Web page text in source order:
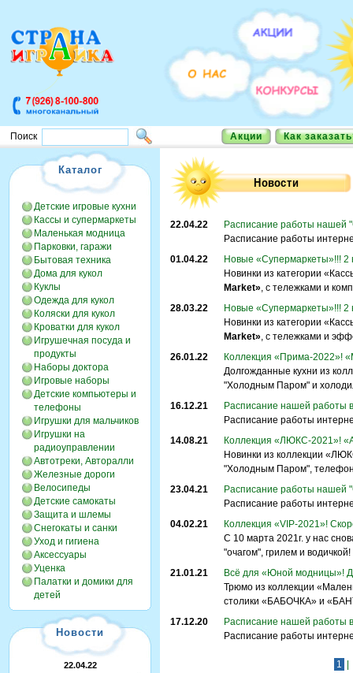
Поиск Акции Как
Каталог
Детские игровые кухни
Кассы и супермаркеты
Маленькая модница
Парковки, гаражи
Бытовая техника
Дома для кукол
Куклы
Одежда для кукол
Коляски для кукол
Кроватки для кукол
Игрушечная посуда и
продукты
Наборы доктора
Игровые наборы
Детские компьютеры и
телефоны
Игрушки для мальчиков
Игрушки на
радиоуправлении
Автотреки, Авторалли
Железные дороги
Велосипеды
Детские самокаты
Защита и шлемы
Снегокаты и санки
Уход и гигиена
Аксессуары
Уценка
Палатки и домики для
детей
Новости
22.04.22
22.04.22
Расписание работы нашей
Расписание работы
01.04.22
Новые «Супермаркеты»!!! 2
Новинки из категории
Market», с тележками и
28.03.22
Новые «Супермаркеты»!!! 2
Новинки из категории
Market», с тележками и
26.01.22
Коллекция «Прима-2022»!
Долгожданные кухни из
"Холодным Паром" и
16.12.21
Расписание нашей работы
Расписание работы
14.08.21
Коллекция «ЛЮКС-2021»!
Новинки из коллекции
"Холодным Паром",
23.04.21
Расписание работы нашей
Расписание работы
04.02.21
Коллекция «VIP-2021»!
С 10 марта 2021г. у нас
"очагом", грилем и водичкой!
21.01.21
Всё для «Юной модницы»!
Трюмо из коллекции
столики «БАБОЧКА» и
17.12.20
Расписание нашей работы
Расписание работы
1